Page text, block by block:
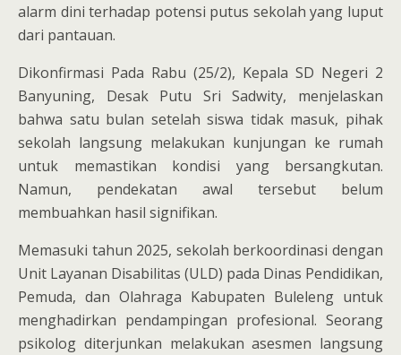
alarm dini terhadap potensi putus sekolah yang luput
dari pantauan.
Dikonfirmasi Pada Rabu (25/2), Kepala SD Negeri 2
Banyuning, Desak Putu Sri Sadwity, menjelaskan
bahwa satu bulan setelah siswa tidak masuk, pihak
sekolah langsung melakukan kunjungan ke rumah
untuk memastikan kondisi yang bersangkutan.
Namun, pendekatan awal tersebut belum
membuahkan hasil signifikan.
Memasuki tahun 2025, sekolah berkoordinasi dengan
Unit Layanan Disabilitas (ULD) pada Dinas Pendidikan,
Pemuda, dan Olahraga Kabupaten Buleleng untuk
menghadirkan pendampingan profesional. Seorang
psikolog diterjunkan melakukan asesmen langsung